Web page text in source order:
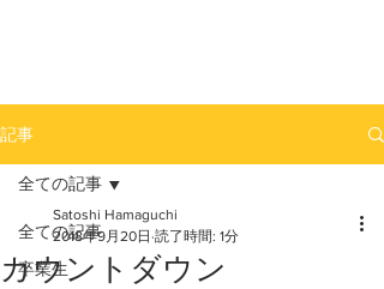
記事
全ての記事
卒業生
全ての記事
カウントダウン
Satoshi Hamaguchi
2018年9月20日 読了時間: 1分